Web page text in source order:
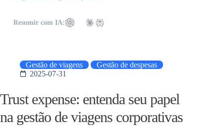
Resumir com IA:
Gestão de viagens
Gestão de despesas
2025-07-31
Trust expense: entenda seu papel
na gestão de viagens corporativas